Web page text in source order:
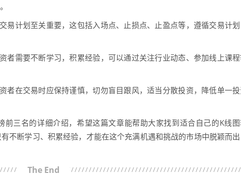
易计划至关重要，这包括入场点、止损点、止盈点等，遵循交易计
者需要不断学习，积累经验，可以通过关注行业动态、参加线上课
者在交易时应保持谨慎，切勿盲目跟风，适当分散投资，降低单一
三名的详细介绍，希望这篇文章能帮助大家找到适合自己的K线
不断学习、积累经验，才能在这个充满机遇和挑战的市场中脱颖而
The End